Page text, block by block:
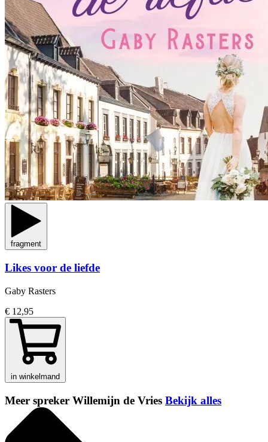
fragment
Likes voor de liefde
Gaby Rasters
€ 12,95
in winkelmand
Meer spreker Willemijn de Vries Bekijk alles